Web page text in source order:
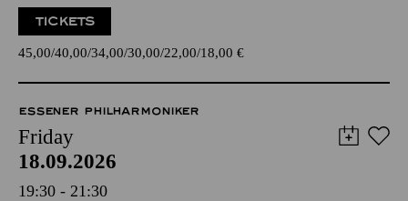
TICKETS
45,00 40,00 34,00 30,00 22,00 18,00 €
ESSENER PHILHARMONIKER
Friday
18.09.2026
19:30 - 21:30